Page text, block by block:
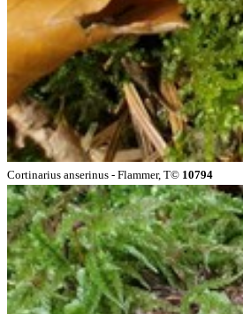
Cortinarius anserinus - Flammer, T© 10794